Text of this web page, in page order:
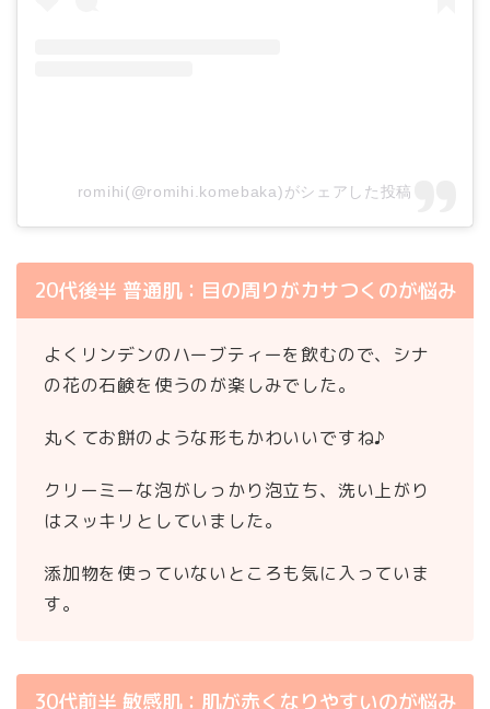
romihi(@romihi.komebaka)がシェアした投稿
20代後半 普通肌：目の周りがカサつくのが悩み
よくリンデンのハーブティーを飲むので、シナ
の花の石鹸を使うのが楽しみでした。
丸くてお餅のような形もかわいいですね♪
クリーミーな泡がしっかり泡立ち、洗い上がり
はスッキリとしていました。
添加物を使っていないところも気に入っていま
す。
30代前半 敏感肌：肌が赤くなりやすいのが悩み